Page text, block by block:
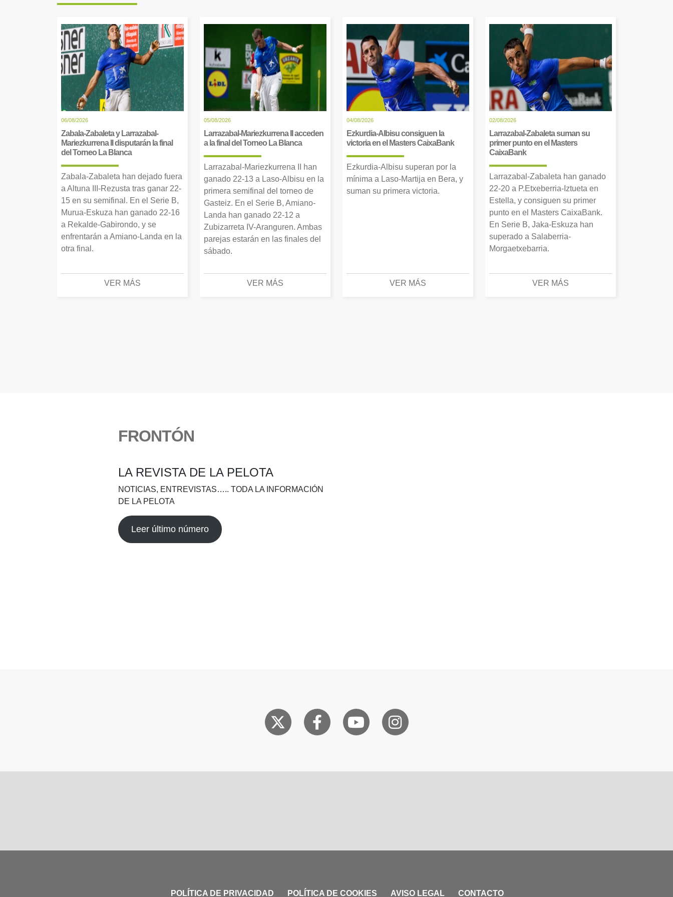
06/08/2026
Zabala-Zabaleta y Larrazabal-
Mariezkurrena II disputarán la final
del Torneo La Blanca
Zabala-Zabaleta han dejado fuera
a Altuna III-Rezusta tras ganar 22-
15 en su semifinal. En el Serie B,
Murua-Eskuza han ganado 22-16
a Rekalde-Gabirondo, y se
enfrentarán a Amiano-Landa en la
otra final.
VER MÁS
05/08/2026
Larrazabal-Mariezkurrena II acceden
a la final del Torneo La Blanca
Larrazabal-Mariezkurrena II han
ganado 22-13 a Laso-Albisu en la
primera semifinal del torneo de
Gasteiz. En el Serie B, Amiano-
Landa han ganado 22-12 a
Zubizarreta IV-Aranguren. Ambas
parejas estarán en las finales del
sábado.
VER MÁS
04/08/2026
Ezkurdia-Albisu consiguen la
victoria en el Masters CaixaBank
Ezkurdia-Albisu superan por la
mínima a Laso-Martija en Bera, y
suman su primera victoria.
VER MÁS
02/08/2026
Larrazabal-Zabaleta suman su
primer punto en el Masters
CaixaBank
Larrazabal-Zabaleta han ganado
22-20 a P.Etxeberria-Iztueta en
Estella, y consiguen su primer
punto en el Masters CaixaBank.
En Serie B, Jaka-Eskuza han
superado a Salaberria-
Morgaetxebarria.
VER MÁS
FRONTÓN
LA REVISTA DE LA PELOTA
NOTICIAS, ENTREVISTAS….. TODA LA INFORMACIÓN
DE LA PELOTA
Leer último número
POLÍTICA DE PRIVACIDAD POLÍTICA DE COOKIES AVISO LEGAL CONTACTO